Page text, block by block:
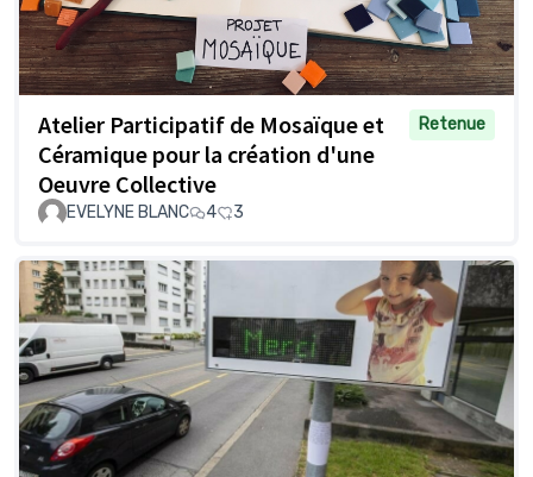
Atelier Participatif de Mosaïque et
Céramique pour la création d'une
Oeuvre Collective
Retenue
EVELYNE BLANC 4 3